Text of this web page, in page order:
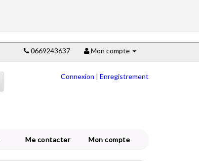
0669243637 Mon compte
Connexion | Enregistrement
Me contacter Mon compte